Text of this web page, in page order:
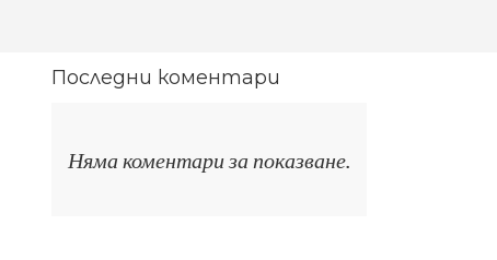
Последни коментари
Няма коментари за показване.